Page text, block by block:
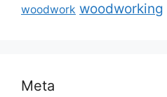
woodwork woodworking
Meta